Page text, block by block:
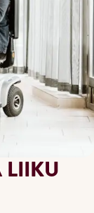
LIIKU